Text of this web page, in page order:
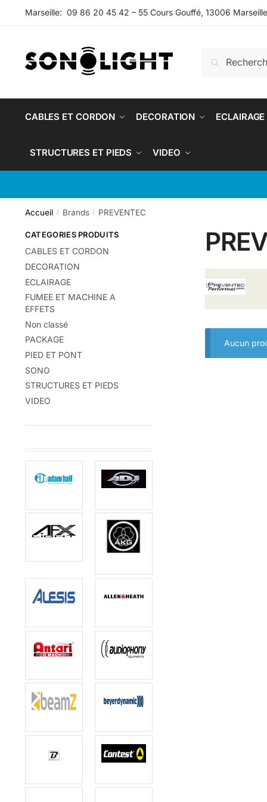
Marseille: 09 86 20 45 42 – 55 Cours Gouffé, 13006 Marseille
pour :
Recherche
CABLES ET CORDON DECORATION ECLAIRAGE
STRUCTURES ET PIEDS VIDEO
Accueil / Brands / PREVENTEC
Aucun
CATEGORIES PRODUITS
CABLES ET CORDON
DECORATION
ECLAIRAGE
FUMEE ET MACHINE A
EFFETS
Non classé
PACKAGE
PIED ET PONT
SONO
STRUCTURES ET PIEDS
VIDEO